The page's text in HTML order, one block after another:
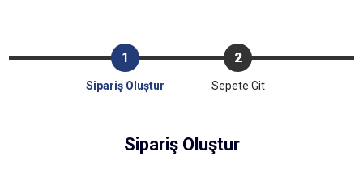
1
Sipariş Oluştur
2
Sepete Git
Sipariş Oluştur